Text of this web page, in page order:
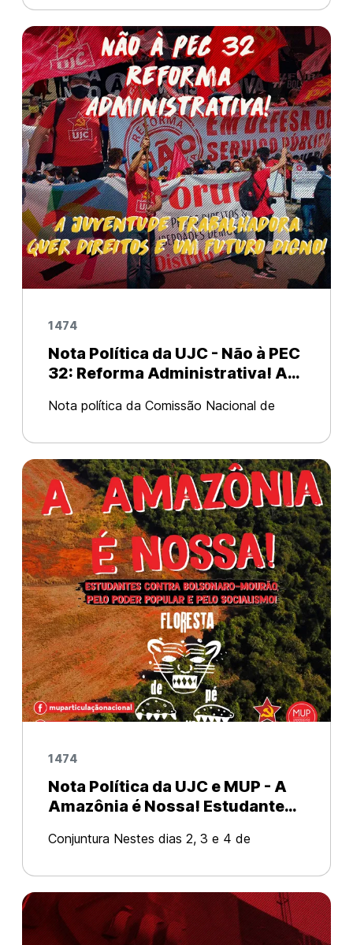
UJC/PCB como um todo, temos a gigante
tarefa de organizar a juventude
trabalhadora e periférica com a certeza de
que s
1474
Nota Política da UJC - Não à PEC
32: Reforma Administrativa! A
direitos e um futuro digno!
Nota política da Comissão Nacional de
desmonte dos serviços públicos como
saúde e educação em nome do lucro! A
PEC 32, a chamada “Reforma
Administrativa”, est
1474
Nota Política da UJC e MUP - A
Amazônia é Nossa! Estudantes
Poder Popular e pelo
Conjuntura Nestes dias 2, 3 e 4 de
de São Luís, no Maranhão, o 1º encontro
dos estudantes da Amazônia, organizado
pela União Nacional dos Estudantes. O